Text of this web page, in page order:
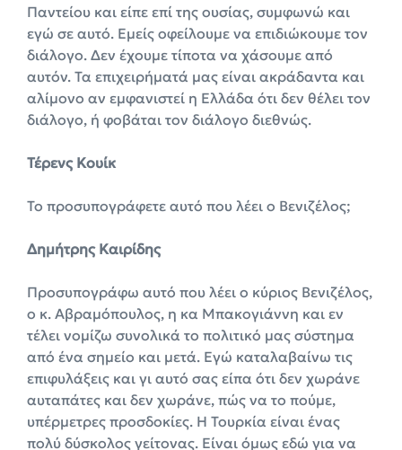
Παντείου και είπε επί της ουσίας, συμφωνώ και
εγώ σε αυτό. Εμείς οφείλουμε να επιδιώκουμε τον
διάλογο. Δεν έχουμε τίποτα να χάσουμε από
αυτόν. Τα επιχειρήματά μας είναι ακράδαντα και
αλίμονο αν εμφανιστεί η Ελλάδα ότι δεν θέλει τον
διάλογο, ή φοβάται τον διάλογο διεθνώς.
Τέρενς Κουίκ
Το προσυπογράφετε αυτό που λέει ο Βενιζέλος;
Δημήτρης Καιρίδης
Προσυπογράφω αυτό που λέει ο κύριος Βενιζέλος,
ο κ. Αβραμόπουλος, η κα Μπακογιάννη και εν
τέλει νομίζω συνολικά το πολιτικό μας σύστημα
από ένα σημείο και μετά. Εγώ καταλαβαίνω τις
επιφυλάξεις και γι αυτό σας είπα ότι δεν χωράνε
αυταπάτες και δεν χωράνε, πώς να το πούμε,
υπέρμετρες προσδοκίες. Η Τουρκία είναι ένας
πολύ δύσκολος γείτονας. Είναι όμως εδώ για να